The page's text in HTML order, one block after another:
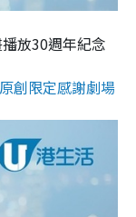
放30週年紀念
創限定感謝劇場